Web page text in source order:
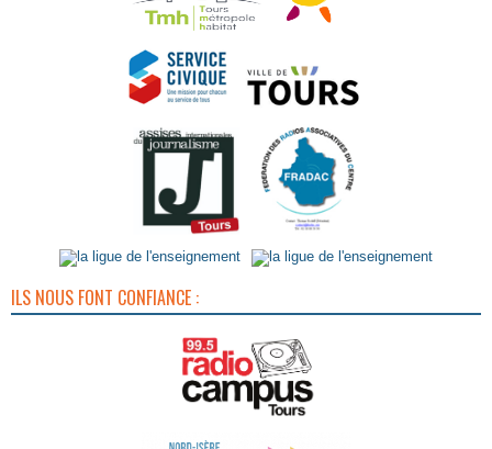
ILS NOUS FONT CONFIANCE :